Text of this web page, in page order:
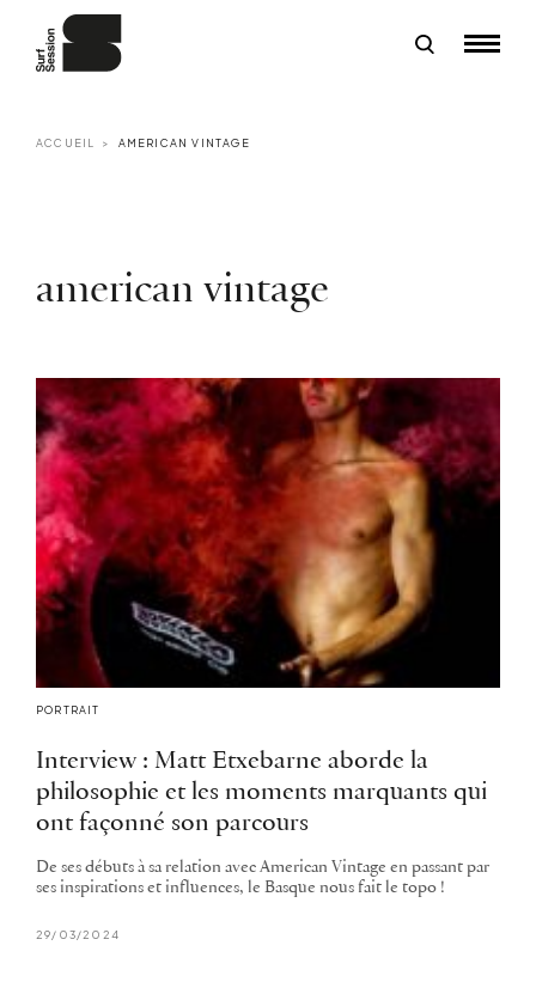
ACCUEIL AMERICAN VINTAGE
american vintage
PORTRAIT
Interview : Matt Etxebarne aborde la
philosophie et les moments marquants qui
ont façonné son parcours
De ses débuts à sa relation avec American Vintage en passant par
ses inspirations et influences, le Basque nous fait le topo !
29/03/2024